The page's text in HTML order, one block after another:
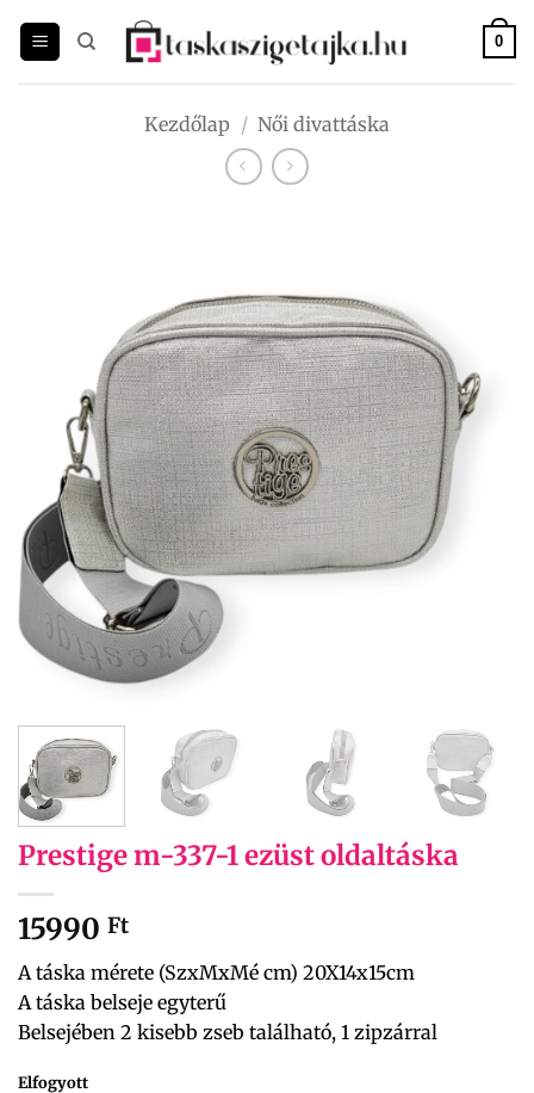
0
Kezdőlap / Női divattáska
Prestige m-337-1 ezüst oldaltáska
15990 Ft
A táska mérete (SzxMxMé cm) 20X14x15cm
A táska belseje egyterű
Belsejében 2 kisebb zseb található, 1 zipzárral
Elfogyott